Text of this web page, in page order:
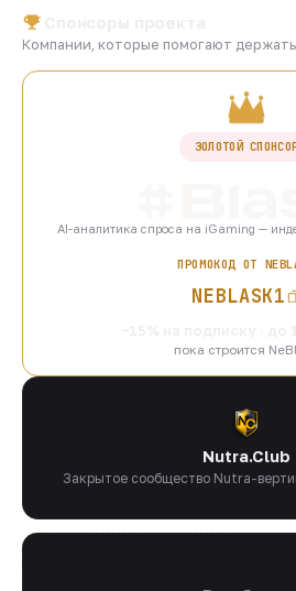
Компании, которые помогают
ЗОЛОТОЙ
AI-аналитика спроса на iGaming —
ПРОМОКОД ОТ
NEBLASK1
пока строится
Nutra.Club
Закрытое сообщество Nutra-